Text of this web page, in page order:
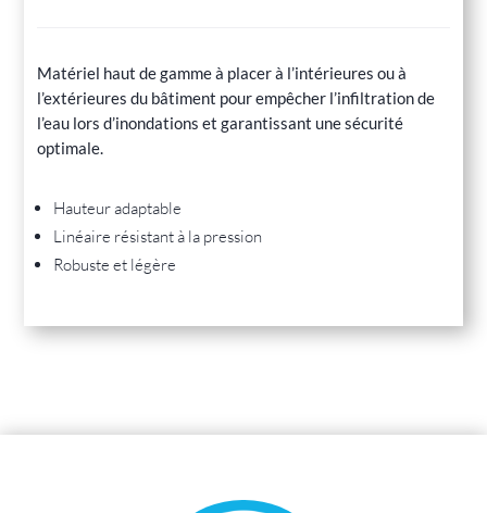
Matériel haut de gamme à placer à l’intérieures ou à
l’extérieures du bâtiment pour empêcher l’infiltration de
l’eau lors d’inondations et garantissant une sécurité
optimale.
Hauteur adaptable
Linéaire résistant à la pression
Robuste et légère